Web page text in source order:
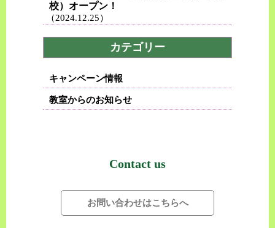
校）オープン！
（2024.12.25）
カテゴリー
キャンペーン情報
教室からのお知らせ
Contact us
お問い合わせはこちらへ